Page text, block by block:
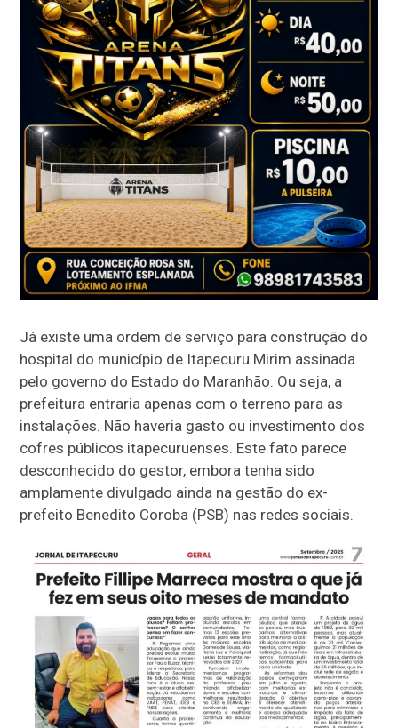
Já existe uma ordem de serviço para construção do
hospital do município de Itapecuru Mirim assinada
pelo governo do Estado do Maranhão. Ou seja, a
prefeitura entraria apenas com o terreno para as
instalações. Não haveria gasto ou investimento dos
cofres públicos itapecuruenses. Este fato parece
desconhecido do gestor, embora tenha sido
amplamente divulgado ainda na gestão do ex-
prefeito Benedito Coroba (PSB) nas redes sociais.